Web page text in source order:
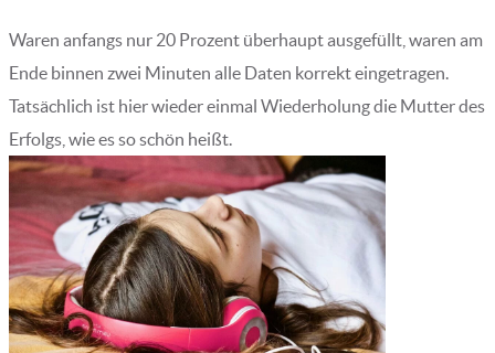
Waren anfangs nur 20 Prozent überhaupt ausgefüllt, waren am
Ende binnen zwei Minuten alle Daten korrekt eingetragen.
Tatsächlich ist hier wieder einmal Wiederholung die Mutter des
Erfolgs, wie es so schön heißt.